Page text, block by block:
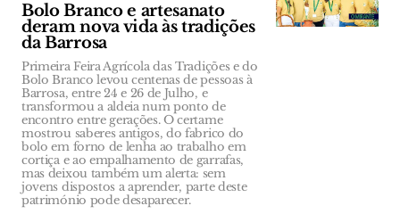
Bolo Branco e artesanato
deram nova vida às tradições
da Barrosa
Primeira Feira Agrícola das Tradições e do
Bolo Branco levou centenas de pessoas à
Barrosa, entre 24 e 26 de Julho, e
transformou a aldeia num ponto de
encontro entre gerações. O certame
mostrou saberes antigos, do fabrico do
bolo em forno de lenha ao trabalho em
cortiça e ao empalhamento de garrafas,
mas deixou também um alerta: sem
jovens dispostos a aprender, parte deste
património pode desaparecer.